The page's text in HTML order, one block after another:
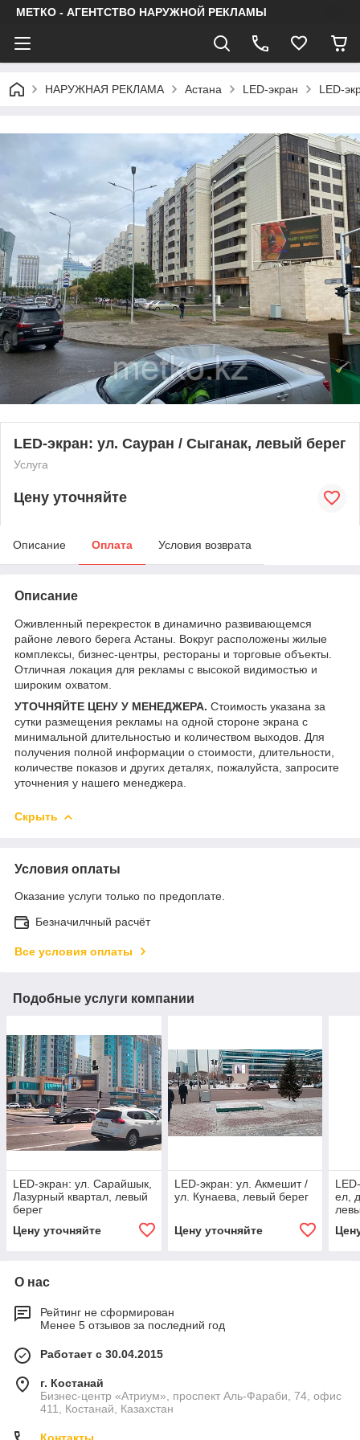
МЕТКО - АГЕНТСТВО НАРУЖНОЙ РЕКЛАМЫ
НАРУЖНАЯ РЕКЛАМА Астана LED-экран LED-
LED-экран: ул. Сауран / Сыганак, левый берег
Услуга
Цену уточняйте
Описание Оплата Условия возврата
Описание
Оживленный перекресток в динамично развивающемся
районе левого берега Астаны. Вокруг расположены жилые
комплексы, бизнес-центры, рестораны и торговые объекты.
Отличная локация для рекламы с высокой видимостью и
широким охватом.
УТОЧНЯЙТЕ ЦЕНУ У МЕНЕДЖЕРА. Стоимость указана за
сутки размещения рекламы на одной стороне экрана с
минимальной длительностью и количеством выходов. Для
получения полной информации о стоимости, длительности,
количестве показов и других деталях, пожалуйста, запросите
уточнения у нашего менеджера.
Скрыть
Условия оплаты
Оказание услуги только по предоплате.
Безначилчный расчёт
Все условия оплаты
Подобные услуги компании
LED-экран: ул. Сарайшык,
Лазурный квартал, левый
берег
Цену уточняйте
LED-экран: ул. Акмешит /
ул. Кунаева, левый берег
Цену уточняйте
ел,
О нас
Рейтинг не сформирован
Менее 5 отзывов за последний год
Работает с 30.04.2015
г. Костанай
Бизнес-центр «Атриум», проспект Аль-Фараби, 74, офис
411, Костанай, Казахстан